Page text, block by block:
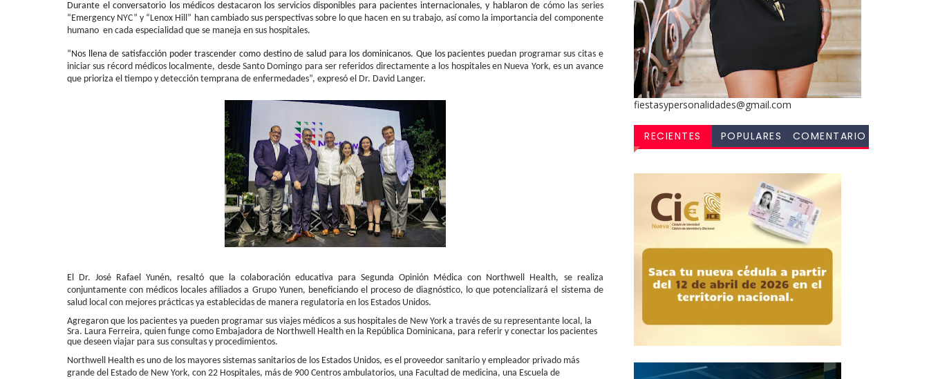
Durante el conversatorio los médicos destacaron los servicios disponibles para pacientes internacionales, y hablaron de cómo las series
“Emergency NYC” y “Lenox Hill” han cambiado sus perspectivas sobre lo que hacen en su trabajo, así como la importancia del componente
humano en cada especialidad que se maneja en sus hospitales.
“Nos llena de satisfacción poder trascender como destino de salud para los dominicanos. Que los pacientes puedan programar sus citas e
iniciar sus récord médicos localmente, desde Santo Domingo para ser referidos directamente a los hospitales en Nueva York, es un avance
que prioriza el tiempo y detección temprana de enfermedades”, expresó el Dr. David Langer.
El Dr. José Rafael Yunén, resaltó que la colaboración educativa para Segunda Opinión Médica con Northwell Health, se realiza
conjuntamente con médicos locales afiliados a Grupo Yunen, beneficiando el proceso de diagnóstico, lo que potencializará el sistema de
salud local con mejores prácticas ya establecidas de manera regulatoria en los Estados Unidos.
Agregaron que los pacientes ya pueden programar sus viajes médicos a sus hospitales de New York a través de su representante local, la
Sra. Laura Ferreira, quien funge como Embajadora de Northwell Health en la República Dominicana, para referir y conectar los pacientes
que deseen viajar para sus consultas y procedimientos.
Northwell Health es uno de los mayores sistemas sanitarios de los Estados Unidos, es el proveedor sanitario y empleador privado más
grande del Estado de New York, con 22 Hospitales, más de 900 Centros ambulatorios, una Facultad de medicina, una Escuela de
fiestasypersonalidades@gmail.com
RECIENTES POPULARES
COMENTARIO